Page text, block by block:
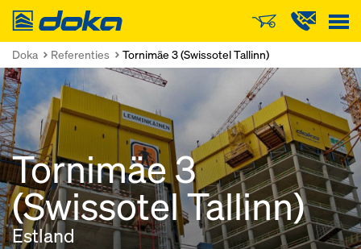
Doka
Doka Referenties Tornimäe 3 (Swissotel Tallinn)
Tornimäe 3
(Swissotel Tallinn)
Estland